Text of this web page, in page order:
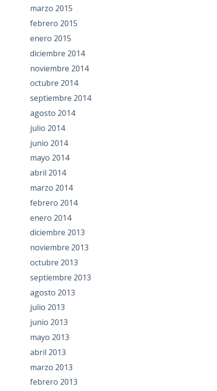
marzo 2015
febrero 2015
enero 2015
diciembre 2014
noviembre 2014
octubre 2014
septiembre 2014
agosto 2014
julio 2014
junio 2014
mayo 2014
abril 2014
marzo 2014
febrero 2014
enero 2014
diciembre 2013
noviembre 2013
octubre 2013
septiembre 2013
agosto 2013
julio 2013
junio 2013
mayo 2013
abril 2013
marzo 2013
febrero 2013